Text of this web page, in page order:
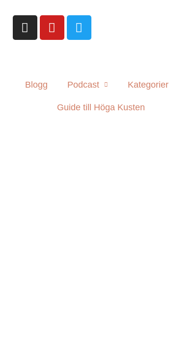
Blogg Podcast Kategorier
Guide till Höga Kusten